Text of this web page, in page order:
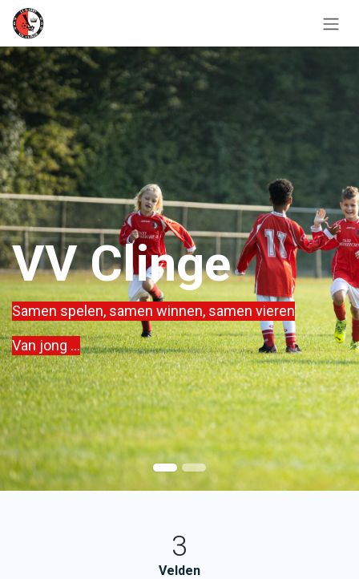
Overslaan naar inhoud
VV Clinge
Samen spelen, samen winnen, samen vieren
Van jong ...
3
Velden